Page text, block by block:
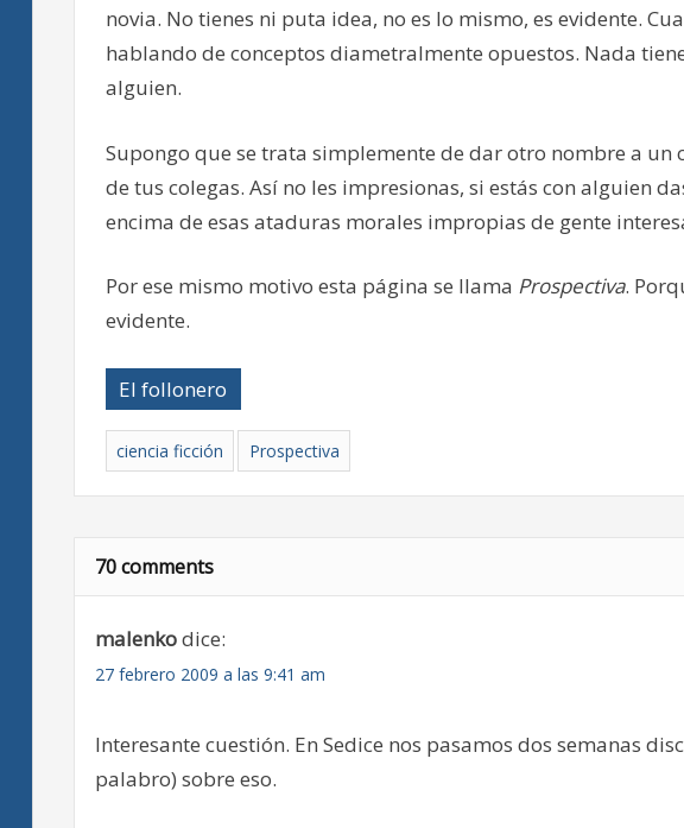
novia. No tienes ni puta idea, no es lo mismo, es evidente.
hablando de conceptos diametralmente opuestos. Nada
alguien.
Supongo que se trata simplemente de dar otro nombre a un
de tus colegas. Así no les impresionas, si estás con alguien
encima de esas ataduras morales impropias de gente
Por ese mismo motivo esta página se llama Prospectiva.
evidente.
El follonero
ciencia ficción Prospectiva
70 comments
malenkodice:
27 febrero 2009 a las 9:41 am
Interesante cuestión. En Sedice nos pasamos dos semanas
palabro) sobre eso.